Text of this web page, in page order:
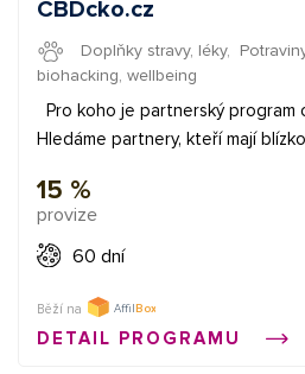
CBDcko.cz
Doplňky stravy, léky,
biohacking, wellbeing
Pro koho je partnerský program
Hledáme partnery, kteří mají
máte blog, jste influencer,
portál, provozujete kupónový či
začínáte a hledáte přivýdělek.
nejen ve formě klasických provizí,
marketingu, informací o
15 %
provize
60 dní
Běží na
DETAIL PROGRAMU